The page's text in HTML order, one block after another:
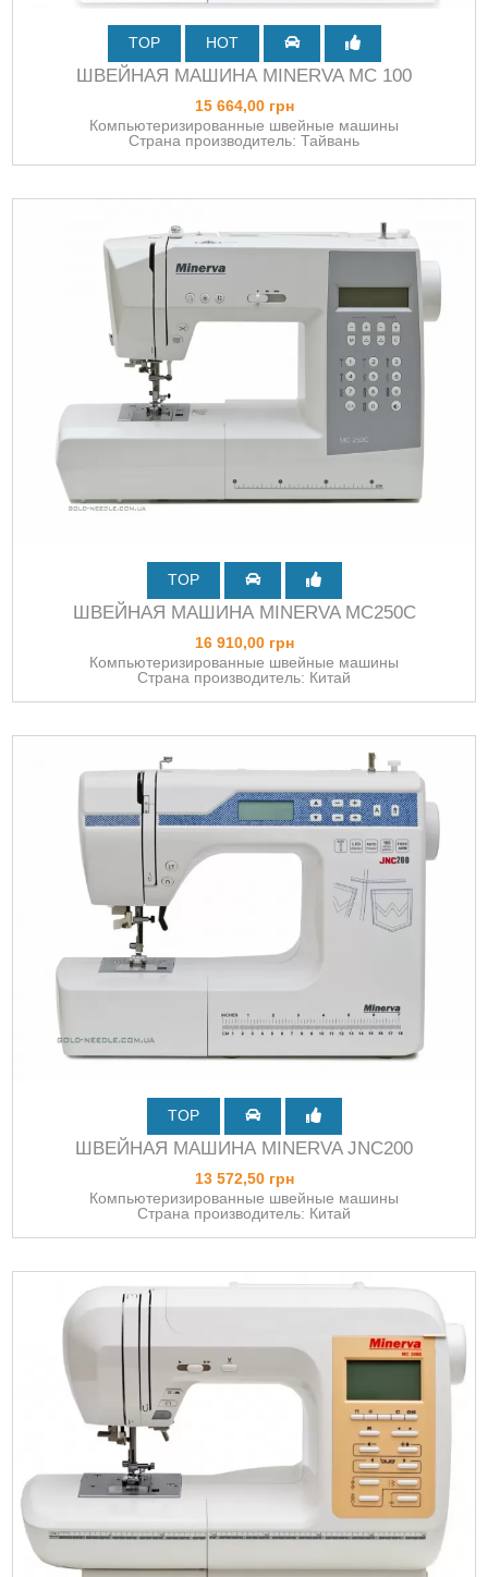
TOP HOT
ШВЕЙНАЯ МАШИНА MINERVA MC 100
15 664,00 грн
Компьютеризированные швейные машины
Страна производитель: Тайвань
TOP
ШВЕЙНАЯ МАШИНА MINERVA MC250C
16 910,00 грн
Компьютеризированные швейные машины
Страна производитель: Китай
TOP
ШВЕЙНАЯ МАШИНА MINERVA JNC200
13 572,50 грн
Компьютеризированные швейные машины
Страна производитель: Китай